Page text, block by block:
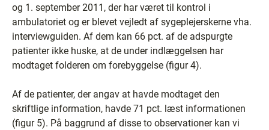
og 1. september 2011, der har været til kontrol i
ambulatoriet og er blevet vejledt af sygeplejerskerne vha.
interviewguiden. Af dem kan 66 pct. af de adspurgte
patienter ikke huske, at de under indlæggelsen har
modtaget folderen om forebyggelse (figur 4).
Af de patienter, der angav at havde modtaget den
skriftlige information, havde 71 pct. læst informationen
(figur 5). På baggrund af disse to observationer kan vi